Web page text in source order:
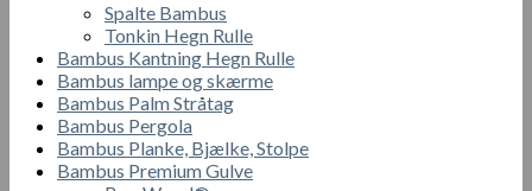
Spalte Bambus
Tonkin Hegn Rulle
Bambus Kantning Hegn Rulle
Bambus lampe og skærme
Bambus Palm Stråtag
Bambus Pergola
Bambus Planke, Bjælke, Stolpe
Bambus Premium Gulve